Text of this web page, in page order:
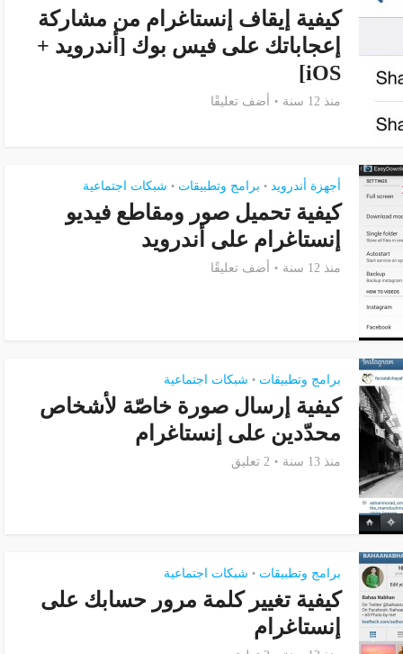
كيفية إيقاف إنستاغرام من مشاركة
إعجاباتك على فيس بوك [أندرويد +
iOS]
منذ 12 سنة أضف تعليقًا
أجهزة أندرويد • برامج وتطبيقات • شبكات اجتماعية
كيفية تحميل صور ومقاطع فيديو
إنستاغرام على أندرويد
منذ 12 سنة أضف تعليقًا
برامج وتطبيقات • شبكات اجتماعية
كيفية إرسال صورة خاصّة لأشخاص
محدّدين على إنستاغرام
منذ 13 سنة 2 تعليق
برامج وتطبيقات • شبكات اجتماعية
كيفية تغيير كلمة مرور حسابك على
إنستاغرام